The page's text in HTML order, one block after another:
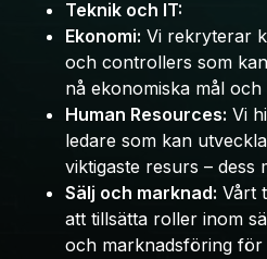
Teknik och IT:
Ekonomi: Vi rekryterar
och controllers som
nå ekonomiska mål och
Human Resources: Vi
ledare som kan
viktigaste resurs – dess
Sälj och marknad: Vårt
att tillsätta roller inom
och marknadsföring för